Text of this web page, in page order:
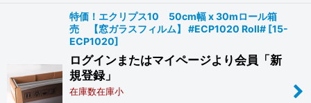
特価！エクリプス10 50cm幅 x 30mロール箱
売 【窓ガラスフィルム】 #ECP1020 Roll# [15-
ECP1020]
ログインまたはマイページより会員「新
規登録」
在庫数在庫小